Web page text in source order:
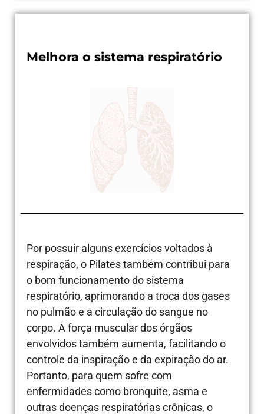
Melhora o sistema respiratório
Por possuir alguns exercícios voltados à
respiração, o Pilates também contribui para
o bom funcionamento do sistema
respiratório, aprimorando a troca dos gases
no pulmão e a circulação do sangue no
corpo. A força muscular dos órgãos
envolvidos também aumenta, facilitando o
controle da inspiração e da expiração do ar.
Portanto, para quem sofre com
enfermidades como bronquite, asma e
outras doenças respiratórias crônicas, o